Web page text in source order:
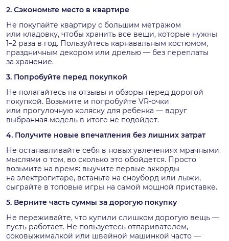
2. Сэкономьте место в квартире
Не покупайте квартиру с большим метражом
или кладовку, чтобы хранить все вещи, которые нужны
1–2 раза в год. Пользуйтесь карнавальным костюмом,
праздничным декором или дрелью — без переплаты
за хранение.
3. Попробуйте перед покупкой
Не полагайтесь на отзывы и обзоры перед дорогой
покупкой. Возьмите и попробуйте VR-очки
или прогулочную коляску для ребенка — вдруг
выбранная модель в итоге не подойдет.
4. Получите новые впечатления без лишних затрат
Не останавливайте себя в новых увлечениях мрачными
мыслями о том, во сколько это обойдется. Просто
возьмите на время: выучите первые аккорды
на электрогитаре, встаньте на сноуборд или лыжи,
сыграйте в топовые игры на самой мощной приставке.
5. Верните часть суммы за дорогую покупку
Не переживайте, что купили слишком дорогую вещь —
пусть работает. Не пользуетесь отпаривателем,
соковыжималкой или швейной машинкой часто —